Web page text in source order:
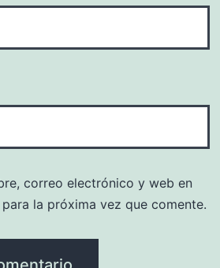
correo electrónico y web en
la próxima vez que comente.